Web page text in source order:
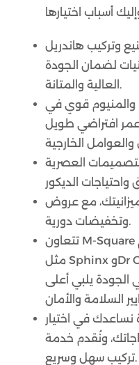
وتركيب هاندريل
لضمان الجودة
العالية والمتانة.
والمنيوم قوي في
عمر افتراضي طويل
العصرية
مع عروض
وتخفيضات دورية.
تتعاون M-Square مع أشهر شركات الزجاج في العالم
مثل Sphinx وDr Greish و Arab Union Glass،
يلبي أعلى
في اختيار
ونُقدم خدمة
تركيب سهل وسريع.